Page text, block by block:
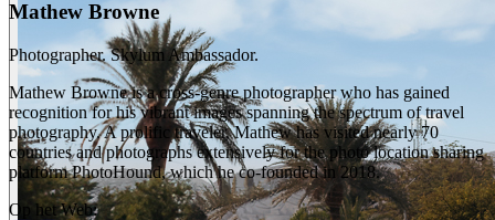
Mathew Browne
Photographer. Skylum Ambassador.
Mathew Browne is a cross-genre photographer who has gained
recognition for his vibrant images spanning the spectrum of travel
photography. A prolific traveler, Mathew has visited nearly 70
countries and photographs extensively for the photo location sharing
platform PhotoHound, which he co-founded in 2018.
Op het Web: